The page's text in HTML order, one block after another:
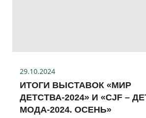
29.10.2024
ИТОГИ ВЫСТАВОК «МИР
ДЕТСТВА-2024» И «CJF –
МОДА-2024. ОСЕНЬ»